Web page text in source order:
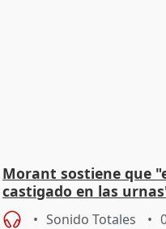
Morant sostiene que
castigado en las
cambio"
Sonido Totales